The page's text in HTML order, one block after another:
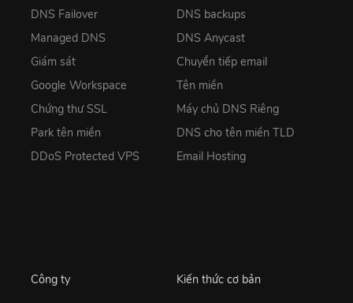
DNS Failover
Managed DNS
Giám sát
Google Workspace
Chứng thư SSL
Park tên miền
DDoS Protected VPS
DNS backups
DNS Anycast
Chuyển tiếp email
Tên miền
Máy chủ DNS Riêng
DNS cho tên miền TLD
Email Hosting
Công ty Kiến thức cơ bản